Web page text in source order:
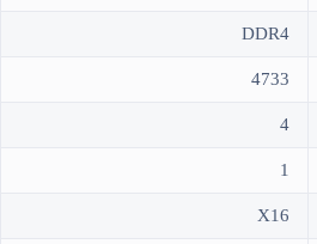
DDR4
4733
4
1
X16